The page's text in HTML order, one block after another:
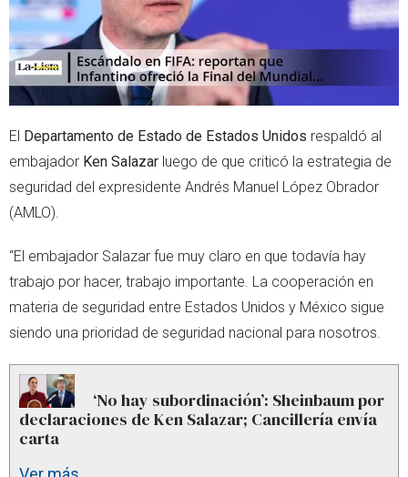
El Departamento de Estado de Estados Unidos respaldó al
embajador Ken Salazar luego de que criticó la estrategia de
seguridad del expresidente Andrés Manuel López Obrador
(AMLO).
“El embajador Salazar fue muy claro en que todavía hay
trabajo por hacer, trabajo importante. La cooperación en
materia de seguridad entre Estados Unidos y México sigue
siendo una prioridad de seguridad nacional para nosotros.
‘No hay subordinación’: Sheinbaum por
declaraciones de Ken Salazar; Cancillería envía
carta